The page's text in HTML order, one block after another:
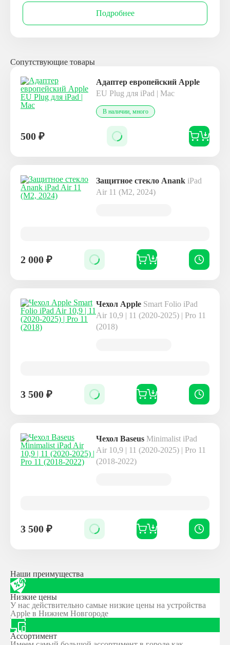
Подробнее
Сопутствующие товары
Адаптер европейский Apple
EU Plug для iPad | Mac
В наличии, много
500 ₽
Защитное стекло Anank iPad
Air 11 (M2, 2024)
2 000 ₽
Чехол Apple Smart Folio iPad
Air 10,9 | 11 (2020-2025) | Pro 11
(2018)
3 500 ₽
Чехол Baseus Minimalist iPad
Air 10,9 | 11 (2020-2025) | Pro 11
(2018-2022)
3 500 ₽
Наши преимущества
Низкие цены
У нас действительно самые низкие цены на устройства
Apple в Нижнем Новгороде
Ассортимент